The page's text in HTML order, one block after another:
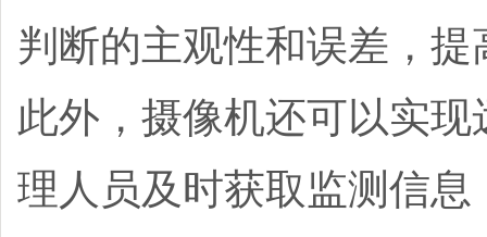
判断的主观性和误差，
此外，摄像机还可以实
理人员及时获取监测信